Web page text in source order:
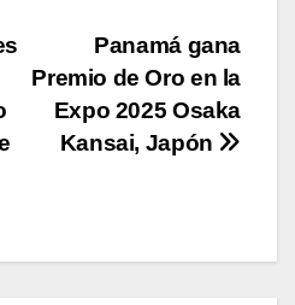
Panamá gana
Premio de Oro en la
Expo 2025 Osaka
Kansai, Japón